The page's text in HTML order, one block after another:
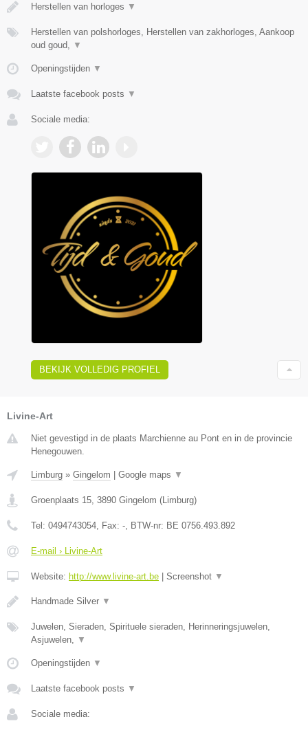
Herstellen van horloges ▼
Herstellen van polshorloges, Herstellen van zakhorloges, Aankoop
oud goud,
▼
Openingstijden ▼
Laatste facebook posts ▼
Sociale media:
BEKIJK VOLLEDIG PROFIEL
Livine-Art
Niet gevestigd in de plaats Marchienne au Pont en in de provincie
Henegouwen.
Limburg » Gingelom | Google maps ▼
Groenplaats 15 3890 Gingelom (Limburg)
Tel: 0494743054 , Fax: - , BTW-nr: BE 0756.493.892
E-mail › Livine-Art
Website: http://www.livine-art.be | Screenshot ▼
Handmade Silver ▼
Juwelen, Sieraden, Spirituele sieraden, Herinneringsjuwelen,
Asjuwelen,
▼
Openingstijden ▼
Laatste facebook posts ▼
Sociale media: